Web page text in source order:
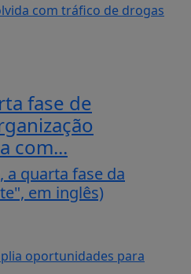
fase de
com...
a quarta fase da
em inglês)